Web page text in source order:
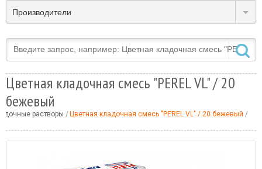
Производители
Цветная кладочная смесь "PEREL VL" / 20
бежевый
растворы Цветная кладочная смесь "PEREL VL" / 20 бежевый